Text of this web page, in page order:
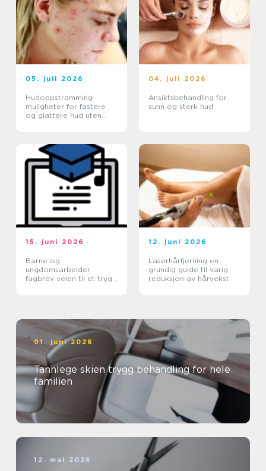
05. juli 2026
Hudoppstramming
muligheter for fastere
og glattere hud uten
04. juli 2026
Ansiktsbehandling for
sunn og sterk hud
15. juni 2026
Barne og
ungdomsarbeider
fagbrev veien til et trygt
12. juni 2026
Laserhårfjerning en
grundig guide til varig
reduksjon av hårvekst
01. juni 2026
Tannlege skien trygg behandling for hele
familien
12. mai 2026